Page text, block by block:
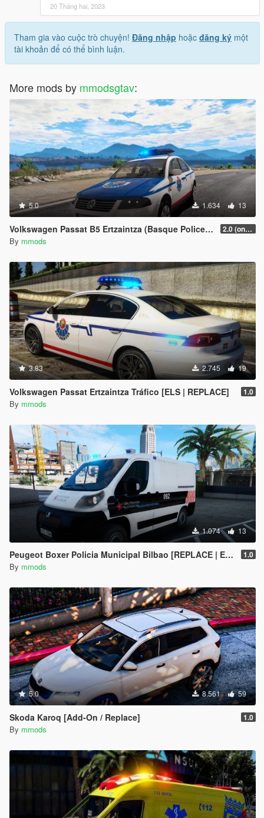
20 Tháng hai, 2023
Tham gia vào cuộc trò chuyện! Đăng nhập hoặc đăng ký một
tài khoản để có thể bình luận.
More mods by mmodsgtav:
5.0 1.634 13
Volkswagen Passat B5 Ertzaintza (Basque Police) [ELS | REPLACE] 2.0 (only add-on)
By mmods
3.83 2.745 19
Volkswagen Passat Ertzaintza Tráfico [ELS | REPLACE] 1.0
By mmods
1.074 13
Peugeot Boxer Policia Municipal Bilbao [REPLACE | ELS] 1.0
By mmods
5.0 8.561 59
Skoda Karoq [Add-On / Replace] 1.0
By mmods